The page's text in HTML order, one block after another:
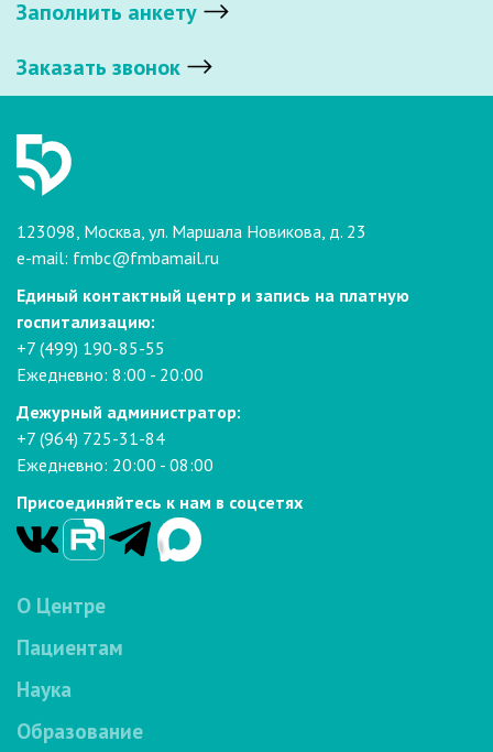
Заполнить анкету
Заказать звонок
123098, Москва, ул. Маршала Новикова, д. 23
e-mail: fmbc@fmbamail.ru
Единый контактный центр и запись на платную
госпитализацию:
+7 (499) 190-85-55
Ежедневно: 8:00 - 20:00
Дежурный администратор:
+7 (964) 725-31-84
Ежедневно: 20:00 - 08:00
Присоединяйтесь к нам в соцсетях
О Центре
Пациентам
Наука
Образование